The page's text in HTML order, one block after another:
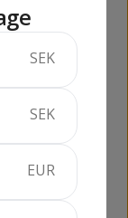
Extra Dry
SEK
SEK
EUR